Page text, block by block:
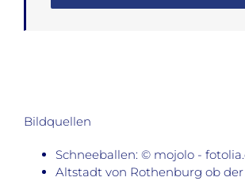
Bildquellen
Schneeballen: © mojolo -
Altstadt von Rothenburg ob